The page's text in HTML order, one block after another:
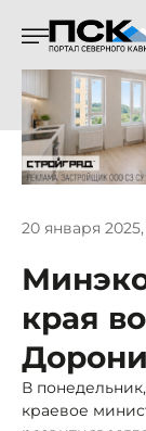
20 января
края
В
краевое